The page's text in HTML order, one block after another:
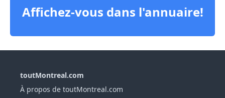
Affichez-vous dans l'annuaire!
toutMontreal.com
À propos de toutMontreal.com